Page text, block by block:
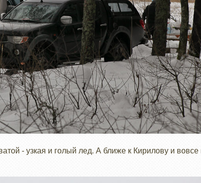
- узкая и голый лед. А ближе к Кирилову и вовсе